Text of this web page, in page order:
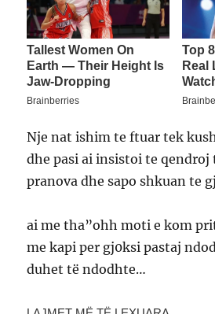
Nje nat ishim te ftuar tek
dhe pasi ai insistoi te qendroj
pranova dhe sapo shkuan te
ai me tha”ohh moti e kom
me kapi per gj0ksi pastaj
duhet të ndodhte…